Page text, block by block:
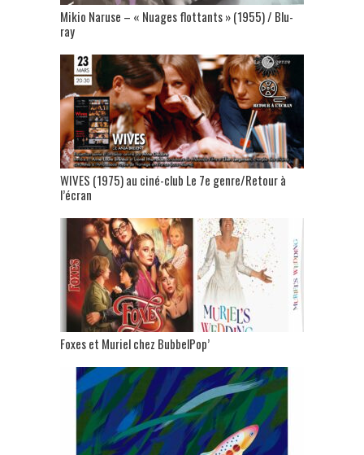
Mikio Naruse – « Nuages flottants » (1955) / Blu-
ray
WIVES (1975) au ciné-club Le 7e genre/Retour à
l’écran
Foxes et Muriel chez BubbelPop’